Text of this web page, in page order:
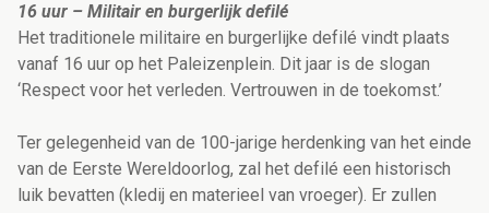
16 uur – Militair en burgerlijk defilé
Het traditionele militaire en burgerlijke defilé vindt plaats
vanaf 16 uur op het Paleizenplein. Dit jaar is de slogan
‘Respect voor het verleden. Vertrouwen in de toekomst.’
Ter gelegenheid van de 100-jarige herdenking van het einde
van de Eerste Wereldoorlog, zal het defilé een historisch
luik bevatten (kledij en materieel van vroeger). Er zullen